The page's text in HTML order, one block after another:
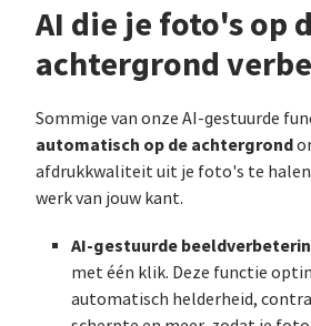
AI die je foto's op
achtergrond
Sommige van onze AI-gestuurde
automatisch op de achtergrond
afdrukkwaliteit uit je foto's te
werk van jouw kant.
AI-gestuurde
met één klik. Deze functie
automatisch helderheid,